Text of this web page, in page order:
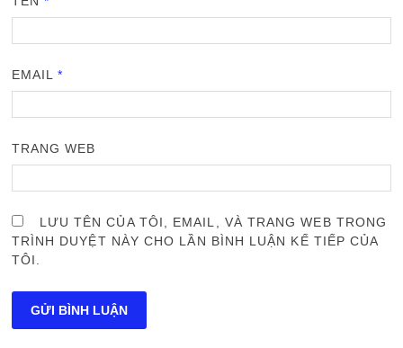
EMAIL*
TRANG WEB
LƯU TÊN CỦA TÔI, EMAIL, VÀ TRANG WEB TRONG
TRÌNH DUYỆT NÀY CHO LẦN BÌNH LUẬN KẾ TIẾP CỦA
TÔI.